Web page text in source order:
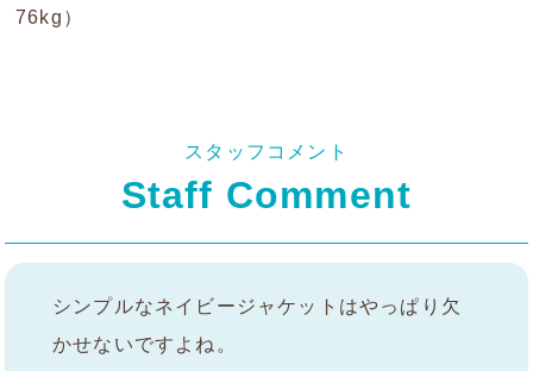
76kg）
スタッフコメント
Staff Comment
シンプルなネイビージャケットはやっぱり欠
かせないですよね。